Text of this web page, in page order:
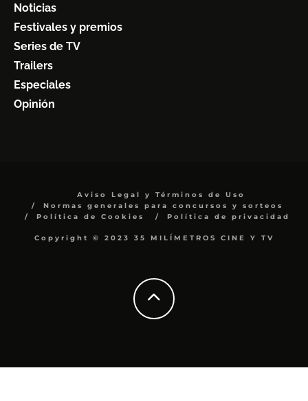
Noticias
Festivales y premios
Series de TV
Trailers
Especiales
Opinión
Aviso Legal y Términos de Uso
Normas generales para concursos y sorteos
Política de Cookies
Política de privacidad
Copyright © 2023 35 MILÍMETROS CINE Y TV